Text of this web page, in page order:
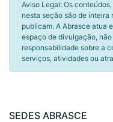
Aviso Legal: Os
nesta seção são de inteira
publicam. A Abrasce atua
espaço de divulgação,
responsabilidade sobre a
serviços, atividades ou
SEDES ABRASCE